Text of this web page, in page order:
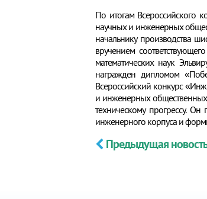
По итогам Всероссийского
научных и инженерных
начальнику производства
вручением
математических наук
награжден дипломом
Всероссийский конкурс
и инженерных
техническому прогрессу.
инженерного корпуса и
Предыдущая